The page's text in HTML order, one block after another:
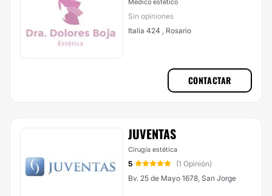
Médico estético
Sin opiniones
Italia 424 , Rosario
CONTACTAR
JUVENTAS
Cirugía estética
5
(1 Opinión)
Bv. 25 de Mayo 1678, San Jorge